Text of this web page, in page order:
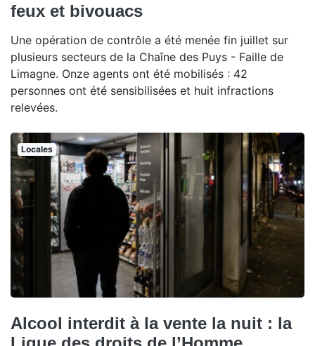
feux et bivouacs
Une opération de contrôle a été menée fin juillet sur
plusieurs secteurs de la Chaîne des Puys - Faille de
Limagne. Onze agents ont été mobilisés : 42
personnes ont été sensibilisées et huit infractions
relevées.
Locales
Alcool interdit à la vente la nuit : la